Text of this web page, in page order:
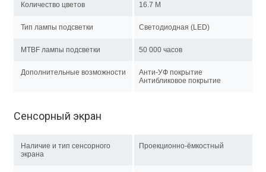
Количество цветов 16.7 M
Тип лампы подсветки Светодиодная (LED)
MTBF лампы подсветки 50 000 часов
Дополнительные возможности
Анти-УФ покрытие
Антибликовое покрытие
Сенсорный экран
Наличие и тип сенсорного
экрана
Проекционно-ёмкостный